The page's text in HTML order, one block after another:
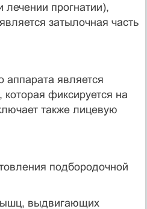
лечении прогнатии),
затылочная часть
аппарата является
фиксируется на
также лицевую
подбородочной
выдвигающих